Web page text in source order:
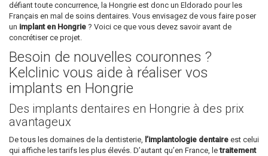
défiant toute concurrence, la Hongrie est donc un Eldorado pour les
Français en mal de soins dentaires. Vous envisagez de vous faire poser
un implant en Hongrie ? Voici ce que vous devez savoir avant de
concrétiser ce projet.
Besoin de nouvelles couronnes ?
Kelclinic vous aide à réaliser vos
implants en Hongrie
Des implants dentaires en Hongrie à des prix
avantageux
De tous les domaines de la dentisterie, l’implantologie dentaire est celui
qui affiche les tarifs les plus élevés. D’autant qu’en France, letraitement